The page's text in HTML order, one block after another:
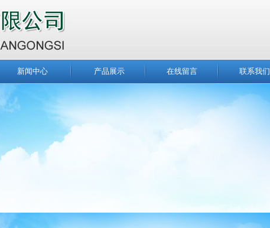
新闻中心 产品展示 在线留言 联系我们